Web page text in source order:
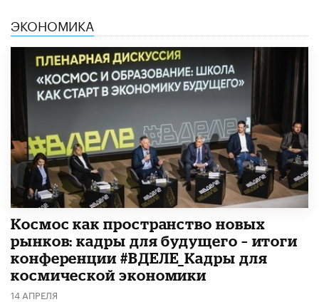
ЭКОНОМИКА
Космос как пространство новых
рынков: кадры для будущего – итоги
конференции #ВДЕЛЕ_Кадры для
космической экономики
14 АПРЕЛЯ